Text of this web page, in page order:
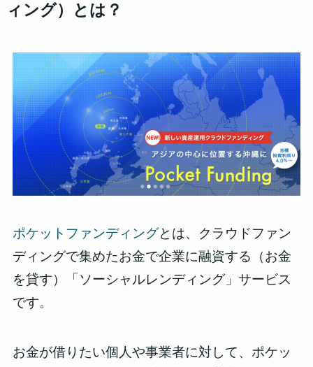
ィング）とは？
ポケットファンディングとは、クラウドファン
ディングで集めたお金で企業に融資する（お金
を貸す）「ソーシャルレンディング」サービス
です。
お金が借りたい個人や事業者に対して、ポケッ